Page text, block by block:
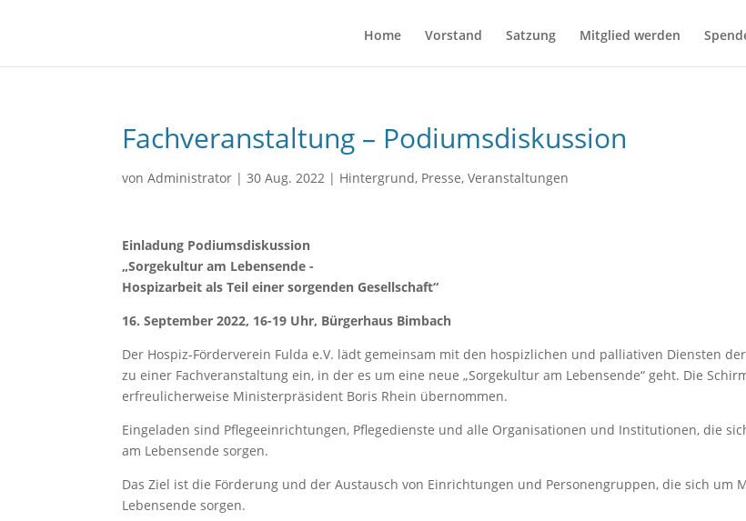
Home Vorstand Satzung Mitglied werden
Fachveranstaltung – Podiumsdiskussion
vonAdministrator |30 Aug. 2022 | Hintergrund, Presse,Veranstaltungen
Einladung Podiumsdiskussion
„Sorgekultur am Lebensende -
Hospizarbeit als Teil einer sorgenden Gesellschaft“
16. September 2022, 16-19 Uhr, Bürgerhaus Bimbach
Der Hospiz-Förderverein Fulda e.V. lädt gemeinsam mit den hospizlichen und palliativen Diensten
zu einer Fachveranstaltung ein, in der es um eine neue „Sorgekultur am Lebensende“ geht. Die
erfreulicherweise Ministerpräsident Boris Rhein übernommen.
Eingeladen sind Pflegeeinrichtungen, Pflegedienste und alle Organisationen und Institutionen, die
am Lebensende sorgen.
Das Ziel ist die Förderung und der Austausch von Einrichtungen und Personengruppen, die sich um
Lebensende sorgen.